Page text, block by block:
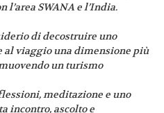
l’area SWANA e l’India.
di decostruire uno
viaggio una dimensione più
un turismo
meditazione e uno
incontro, ascolto e